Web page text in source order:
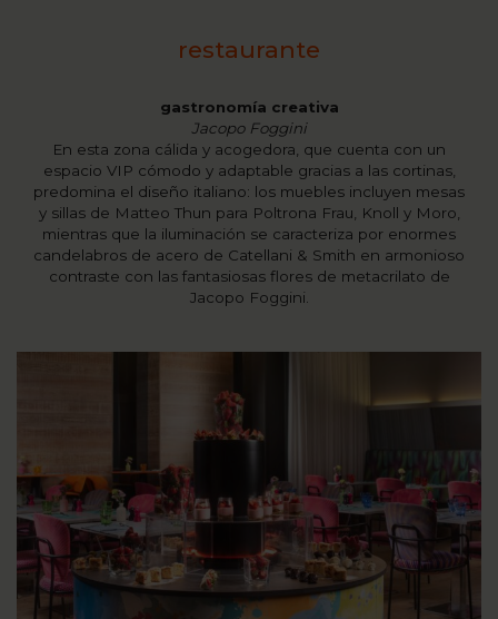
restaurante
gastronomía creativa
Jacopo Foggini
En esta zona cálida y acogedora, que cuenta con un
espacio VIP cómodo y adaptable gracias a las cortinas,
predomina el diseño italiano: los muebles incluyen mesas
y sillas de Matteo Thun para Poltrona Frau, Knoll y Moro,
mientras que la iluminación se caracteriza por enormes
candelabros de acero de Catellani & Smith en armonioso
contraste con las fantasiosas flores de metacrilato de
Jacopo Foggini.